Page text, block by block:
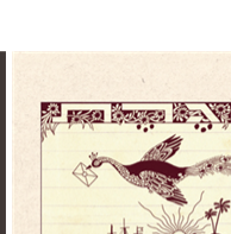
דוד אסף